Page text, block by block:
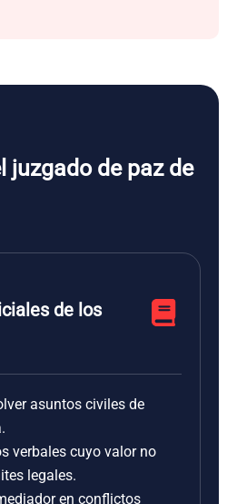
juzgado de paz de
de los
asuntos civiles de
verbales cuyo valor no
legales.
en conflictos